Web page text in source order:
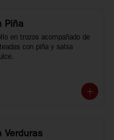
Piña
en trozos acompañado de
con piña y salsa
Verduras